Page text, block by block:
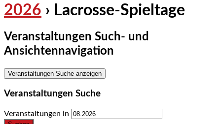
2026 › Lacrosse-Spieltage
Veranstaltungen Such- und
Ansichtennavigation
Veranstaltungen Suche anzeigen
Veranstaltungen Suche
Veranstaltungen in